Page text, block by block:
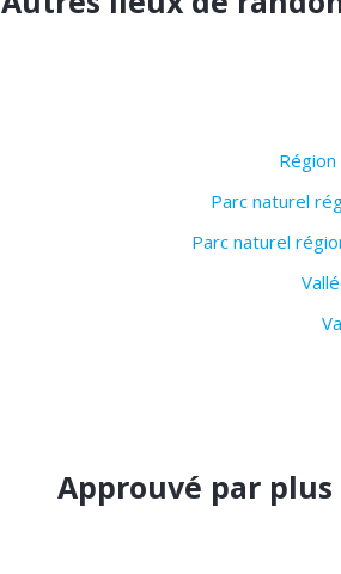
Parc naturel
Parc naturel
Approuvé par plus